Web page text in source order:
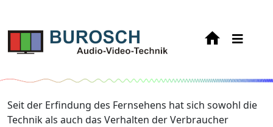
Seit der Erfindung des Fernsehens hat sich sowohl die
Technik als auch das Verhalten der Verbraucher